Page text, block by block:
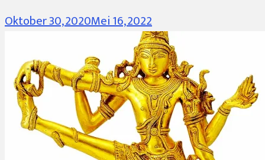
Oktober 30, 2020Mei 16, 2022